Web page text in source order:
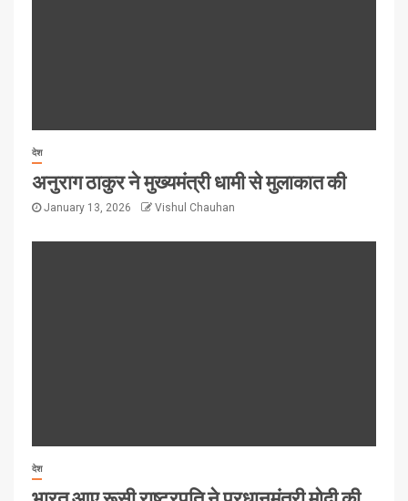
देश
अनुराग ठाकुर ने मुख्यमंत्री धामी से मुलाकात की
January 13, 2026 Vishul Chauhan
देश